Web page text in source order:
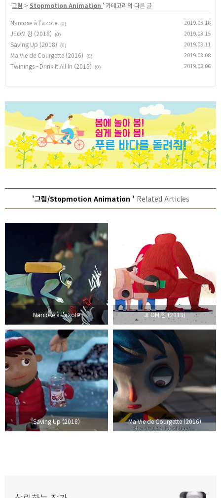
'그림 > Stopmotion Animation ' 카테고리의 다른 글
Narcose à l’azote (0) 2019.03.18
JEOM 점 (2018) (0) 2019.03.15
Saving Up (2018) (0) 2019.03.11
Ma Vie de Courgette (2016) (0) 2019.03.08
Twinings - Drink It All In (2015) (0) 2019.03.06
'그림/Stopmotion Animation ' Related Articles
Narcose à l’azote JEOM 점 (2018)
Saving Up (2018) Ma Vie de Courgette (2016)